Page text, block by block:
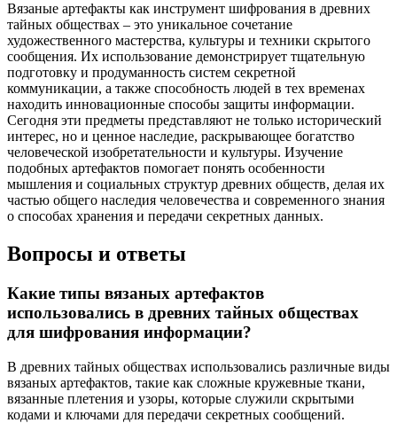
Вязаные артефакты как инструмент шифрования в древних
тайных обществах – это уникальное сочетание
художественного мастерства, культуры и техники скрытого
сообщения. Их использование демонстрирует тщательную
подготовку и продуманность систем секретной
коммуникации, а также способность людей в тех временах
находить инновационные способы защиты информации.
Сегодня эти предметы представляют не только исторический
интерес, но и ценное наследие, раскрывающее богатство
человеческой изобретательности и культуры. Изучение
подобных артефактов помогает понять особенности
мышления и социальных структур древних обществ, делая их
частью общего наследия человечества и современного знания
о способах хранения и передачи секретных данных.
Вопросы и ответы
Какие типы вязаных артефактов
использовались в древних тайных обществах
для шифрования информации?
В древних тайных обществах использовались различные виды
вязаных артефактов, такие как сложные кружевные ткани,
вязанные плетения и узоры, которые служили скрытыми
кодами и ключами для передачи секретных сообщений.